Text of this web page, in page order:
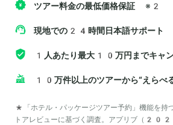
ツアー料金の最低価格保証 ※2
現地での24時間日本語サポート
1人あたり最大10万円までキャ
10万件以上のツアーから“えらべ
*「ホテル・パッケージツアー予約」機能を持
トアレビューに基づく調査。アプリブ（